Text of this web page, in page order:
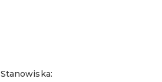
Stanowiska: